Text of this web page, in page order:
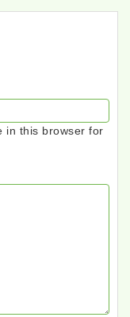
in this browser for